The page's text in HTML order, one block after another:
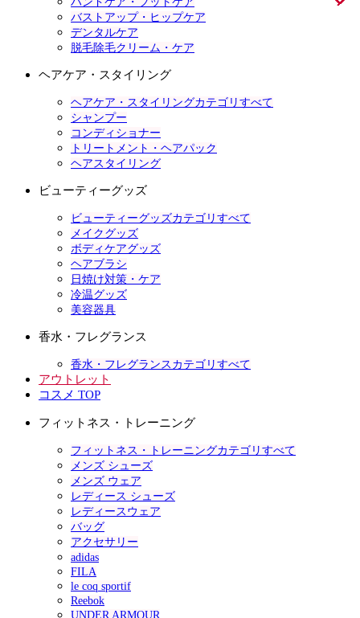
バストアップ・ヒップケア
デンタルケア
脱毛除毛クリーム・ケア
ヘアケア・スタイリング
ヘアケア・スタイリングカテゴリすべて
シャンプー
コンディショナー
トリートメント・ヘアパック
ヘアスタイリング
ビューティーグッズ
ビューティーグッズカテゴリすべて
メイクグッズ
ボディケアグッズ
ヘアブラシ
日焼け対策・ケア
冷温グッズ
美容器具
香水・フレグランス
香水・フレグランスカテゴリすべて
アウトレット
コスメ TOP
フィットネス・トレーニング
フィットネス・トレーニングカテゴリすべて
メンズ シューズ
メンズ ウェア
レディース シューズ
レディースウェア
バッグ
アクセサリー
adidas
FILA
le coq sportif
Reebok
UNDER ARMOUR